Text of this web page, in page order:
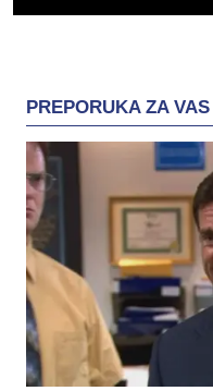
PREPORUKA ZA VAS